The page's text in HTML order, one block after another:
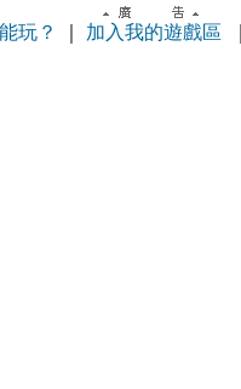
玩？ 加入我的遊戲區